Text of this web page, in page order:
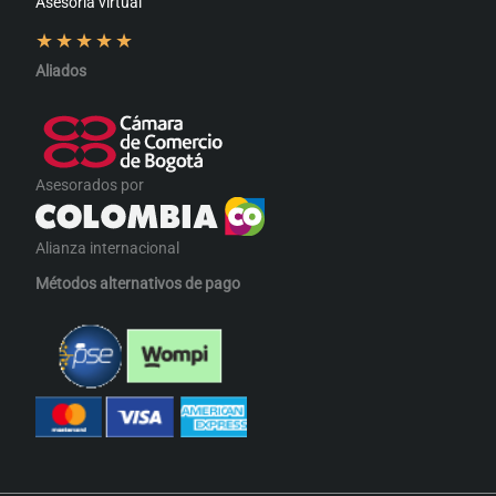
★★★★★
Aliados
Asesorados por
Alianza internacional
Métodos alternativos de pago